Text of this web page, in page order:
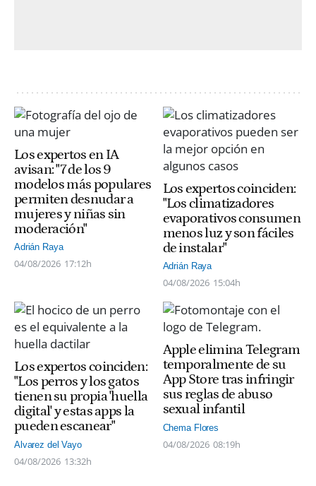
Los expertos en IA
avisan: "7 de los 9
modelos más populares
permiten desnudar a
mujeres y niñas sin
moderación"
Adrián Raya
04/08/2026 17:12h
Los expertos coinciden:
"Los climatizadores
evaporativos consumen
menos luz y son fáciles
de instalar"
Adrián Raya
04/08/2026 15:04h
Los expertos coinciden:
"Los perros y los gatos
tienen su propia 'huella
digital' y estas apps la
pueden escanear"
Alvarez del Vayo
04/08/2026 13:32h
Apple elimina Telegram
temporalmente de su
App Store tras infringir
sus reglas de abuso
sexual infantil
Chema Flores
04/08/2026 08:19h